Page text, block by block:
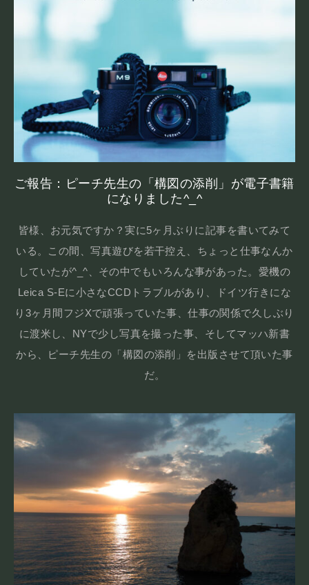
ご報告：ピーチ先生の「構図の添削」が電子書籍
になりました^_^
皆様、お元気ですか？実に5ヶ月ぶりに記事を書いてみて
いる。この間、写真遊びを若干控え、ちょっと仕事なんか
していたが^_^、その中でもいろんな事があった。愛機の
Leica S-Eに小さなCCDトラブルがあり、ドイツ行きにな
り3ヶ月間フジXで頑張っていた事、仕事の関係で久しぶり
に渡米し、NYで少し写真を撮った事、そしてマッハ新書
から、ピーチ先生の「構図の添削」を出版させて頂いた事
だ。